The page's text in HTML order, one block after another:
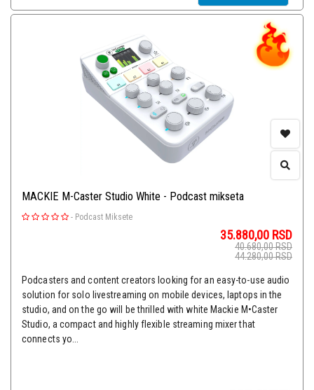
MACKIE M-Caster Studio White - Podcast mikseta
- Podcast Miksete
35.880,00 RSD
40.680,00RSD
44.280,00RSD
Podcasters and content creators looking for an easy-to-use audio
solution for solo livestreaming on mobile devices, laptops in the
studio, and on the go will be thrilled with white Mackie M•Caster
Studio, a compact and highly flexible streaming mixer that
connects yo...